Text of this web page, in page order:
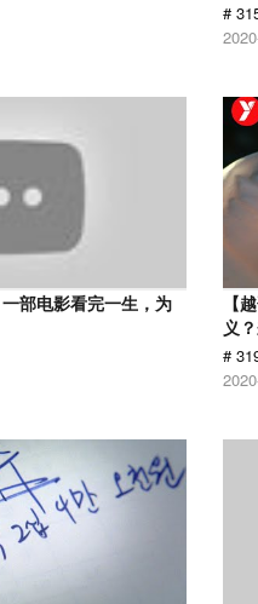
#
部电影看完一生，为
【
义
#